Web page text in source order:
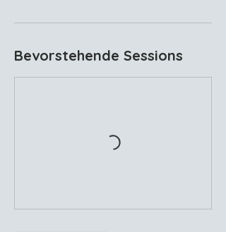
Bevorstehende Sessions